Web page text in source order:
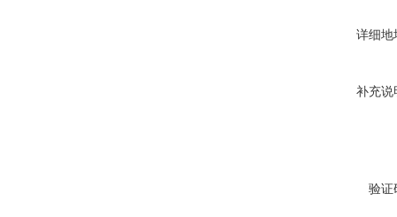
详细地
补充说
验证